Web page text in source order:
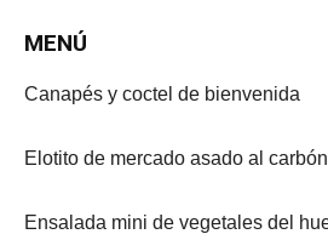
MENÚ
Canapés y coctel de bienvenida
Elotito de mercado asado al carbón
Ensalada mini de vegetales del